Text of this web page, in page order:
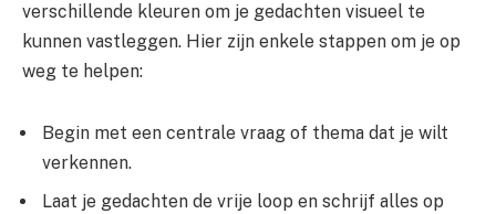
verschillende kleuren om je gedachten visueel te
kunnen vastleggen. Hier zijn enkele stappen om je op
weg te helpen:
Begin met een centrale vraag of thema dat je wilt
verkennen.
Laat je gedachten de vrije loop en schrijf alles op